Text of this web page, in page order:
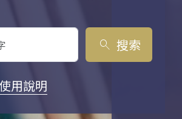
search 搜索
用說明